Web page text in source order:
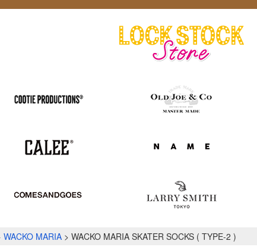
WACKO MARIA WACKO MARIA SKATER SOCKS ( TYPE-2 )